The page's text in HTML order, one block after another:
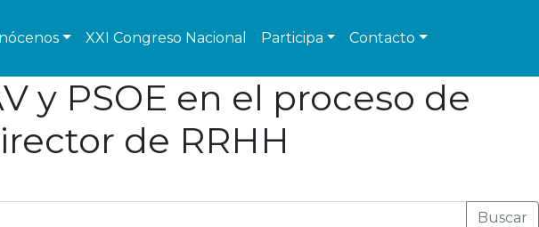
XXI Congreso Nacional Participa Contacto
y PSOE en el proceso de
de RRHH
Buscar